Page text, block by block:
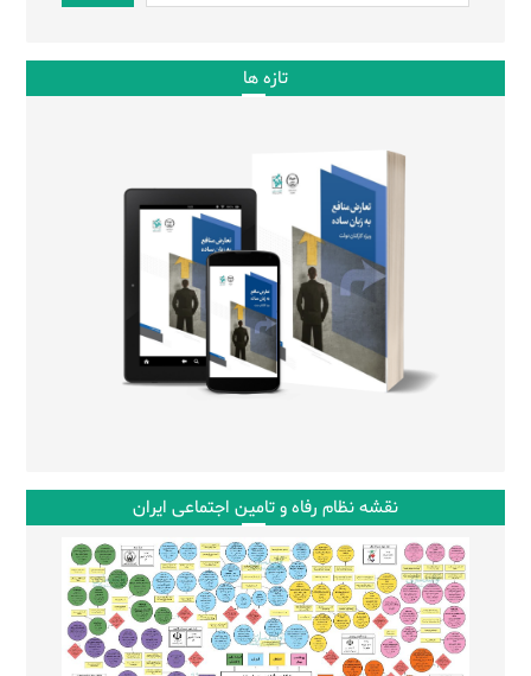
تازه ها
نقشه نظام رفاه و تامین اجتماعی ایران